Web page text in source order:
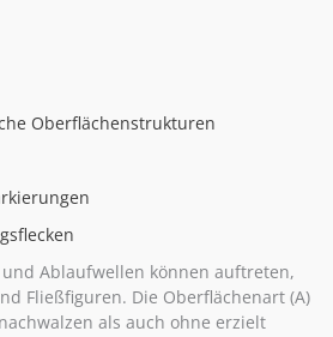
Oberflächenstrukturen
Ablaufwellen können auftreten,
Fließfiguren. Die Oberflächenart (A)
als auch ohne erzielt